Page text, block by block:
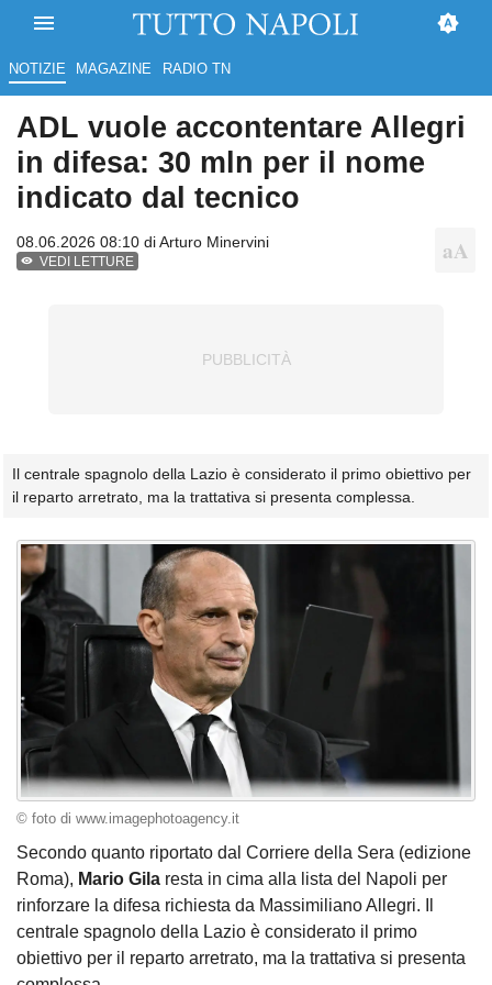
NOTIZIE MAGAZINE RADIO TN
ADL vuole accontentare Allegri
in difesa: 30 mln per il nome
indicato dal tecnico
08.06.2026 08:10 diArturo Minervini
VEDI LETTURE
Il centrale spagnolo della Lazio è considerato il primo obiettivo per
il reparto arretrato, ma la trattativa si presenta complessa.
© foto di www.imagephotoagency.it
Secondo quanto riportato dal Corriere della Sera (edizione
Roma), Mario Gila resta in cima alla lista del Napoli per
rinforzare la difesa richiesta da Massimiliano Allegri. Il
centrale spagnolo della Lazio è considerato il primo
obiettivo per il reparto arretrato, ma la trattativa si presenta